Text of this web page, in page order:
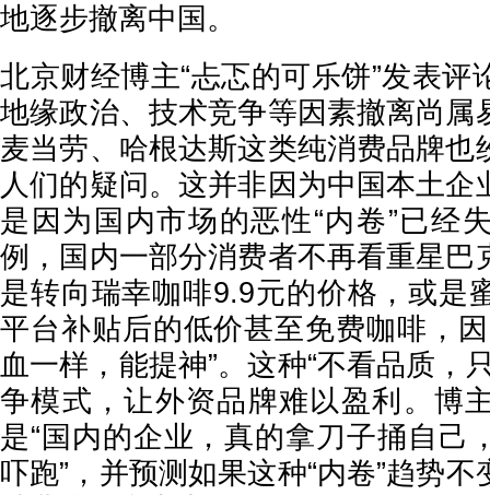
地逐步撤离中国。
北京财经博主“忐忑的可乐饼”发表评
地缘政治、技术竞争等因素撤离尚属
麦当劳、哈根达斯这类纯消费品牌也
人们的疑问。这并非因为中国本土企
是因为国内市场的恶性“内卷”已经
例，国内一部分消费者不再看重星巴
是转向瑞幸咖啡9.9元的价格，或是
平台补贴后的低价甚至免费咖啡，
血一样，能提神”。这种“不看品质，
争模式，让外资品牌难以盈利。博
是“国内的企业，真的拿刀子捅自己
吓跑”，并预测如果这种“内卷”趋势